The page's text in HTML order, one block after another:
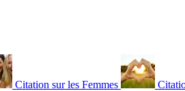
Citation sur les Femmes